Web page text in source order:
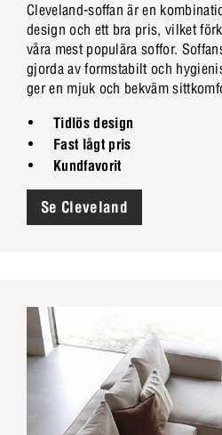
Cleveland-soffan är en
design och ett bra pris, vilket
våra mest populära soffor.
gjorda av formstabilt och
ger en mjuk och bekväm
Tidlös design
Fast lågt pris
Kundfavorit
Se Cleveland